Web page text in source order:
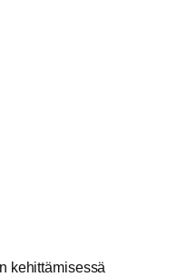
kehittämisessä